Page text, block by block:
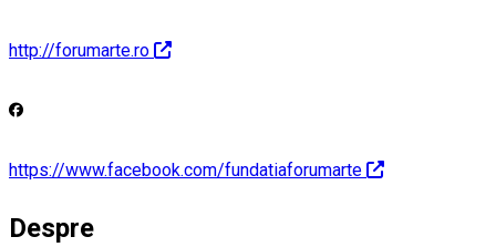
http://forumarte.ro
https://www.facebook.com/fundatiaforumarte
Despre